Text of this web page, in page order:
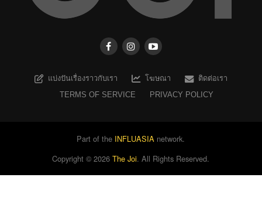
แบ่งปันเรื่องราวกับเรา โฆษณา
ติดต่อเรา
TERMS OF SERVICE
PRIVACY POLICY
Part of the INFLUASIA network.
Copyright ©2026 The Joi. All Rights Reserved.